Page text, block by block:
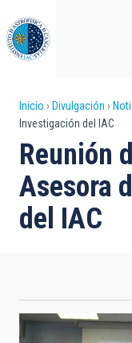
al
contenido
principal
Sobrescribir
enlaces
de
ayuda
a
Inicio Divulgación
Investigación del IAC
Reunión
Asesora
del IAC